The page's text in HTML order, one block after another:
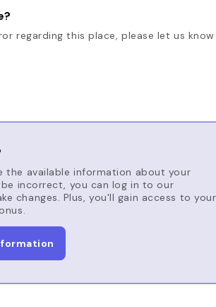
regarding this place, please let us know
the available information about your
incorrect, you can log in to our
changes. Plus, you'll gain access to your